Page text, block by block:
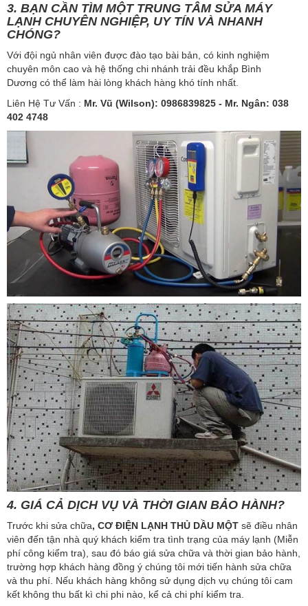
3. BẠN CẦN TÌM MỘT TRUNG TÂM SỬA MÁY
LẠNH CHUYÊN NGHIỆP, UY TÍN VÀ NHANH
CHÓNG?
Với đội ngủ nhân viên được đào tạo bài bản, có kinh nghiệm
chuyên môn cao và hệ thống chi nhánh trải đều khắp Bình
Dương có thể làm hài lòng khách hàng khó tính nhất.
Liên Hệ Tư Vấn : Mr. Vũ (Wilson): 0986839825​ - Mr. Ngân: 038
402 4748
4. GIÁ CẢ DỊCH VỤ VÀ THỜI GIAN BẢO HÀNH?
Trước khi sửa chữa, CƠ ĐIỆN LẠNH THỦ DẦU MỘT sẽ điều nhân
viên đến tận nhà quý khách kiểm tra tình trạng của máy lạnh (Miễn
phí công kiểm tra), sau đó báo giá sửa chữa và thời gian bảo hành,
trường hợp khách hàng đồng ý chúng tôi mới tiến hành sửa chữa
và thu phí. Nếu khách hàng không sử dụng dịch vụ chúng tôi cam
kết không thu bất kì chi phi nào, kể cả chi phí kiểm tra.